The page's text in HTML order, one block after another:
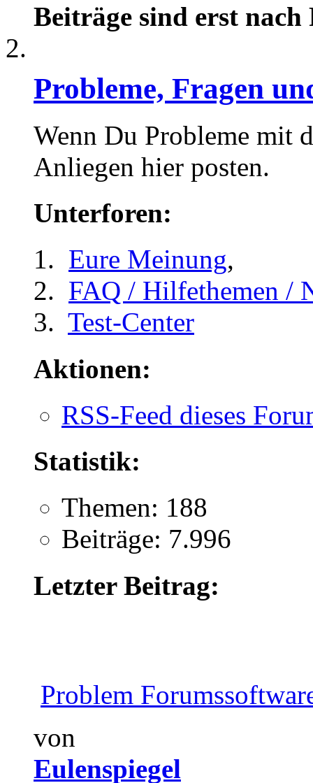
Beiträge sind erst
Probleme, Fragen
Wenn Du Probleme mit
Anliegen hier posten.
Unterforen:
Eure Meinung,
FAQ / Hilfethemen /
Test-Center
Aktionen:
RSS-Feed dieses
Statistik:
Themen: 188
Beiträge: 7.996
Letzter Beitrag:
Problem
von
Eulenspiegel